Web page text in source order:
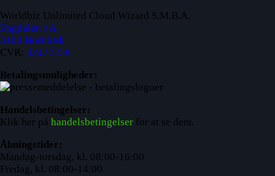
Worldbiz Unlimited Cloud Wizard S.M.B.A.
Engdalen 4A
3100 Hornbæk
CVR: 32477259
Betalingsmuligheder:
Handelsbetingelser:
Klik her på handelsbetingelser for at se dem.
Åbningstider:
Mandag-torsdag, kl. 08:00-16:00
Fredag, kl. 08:00-14:00.